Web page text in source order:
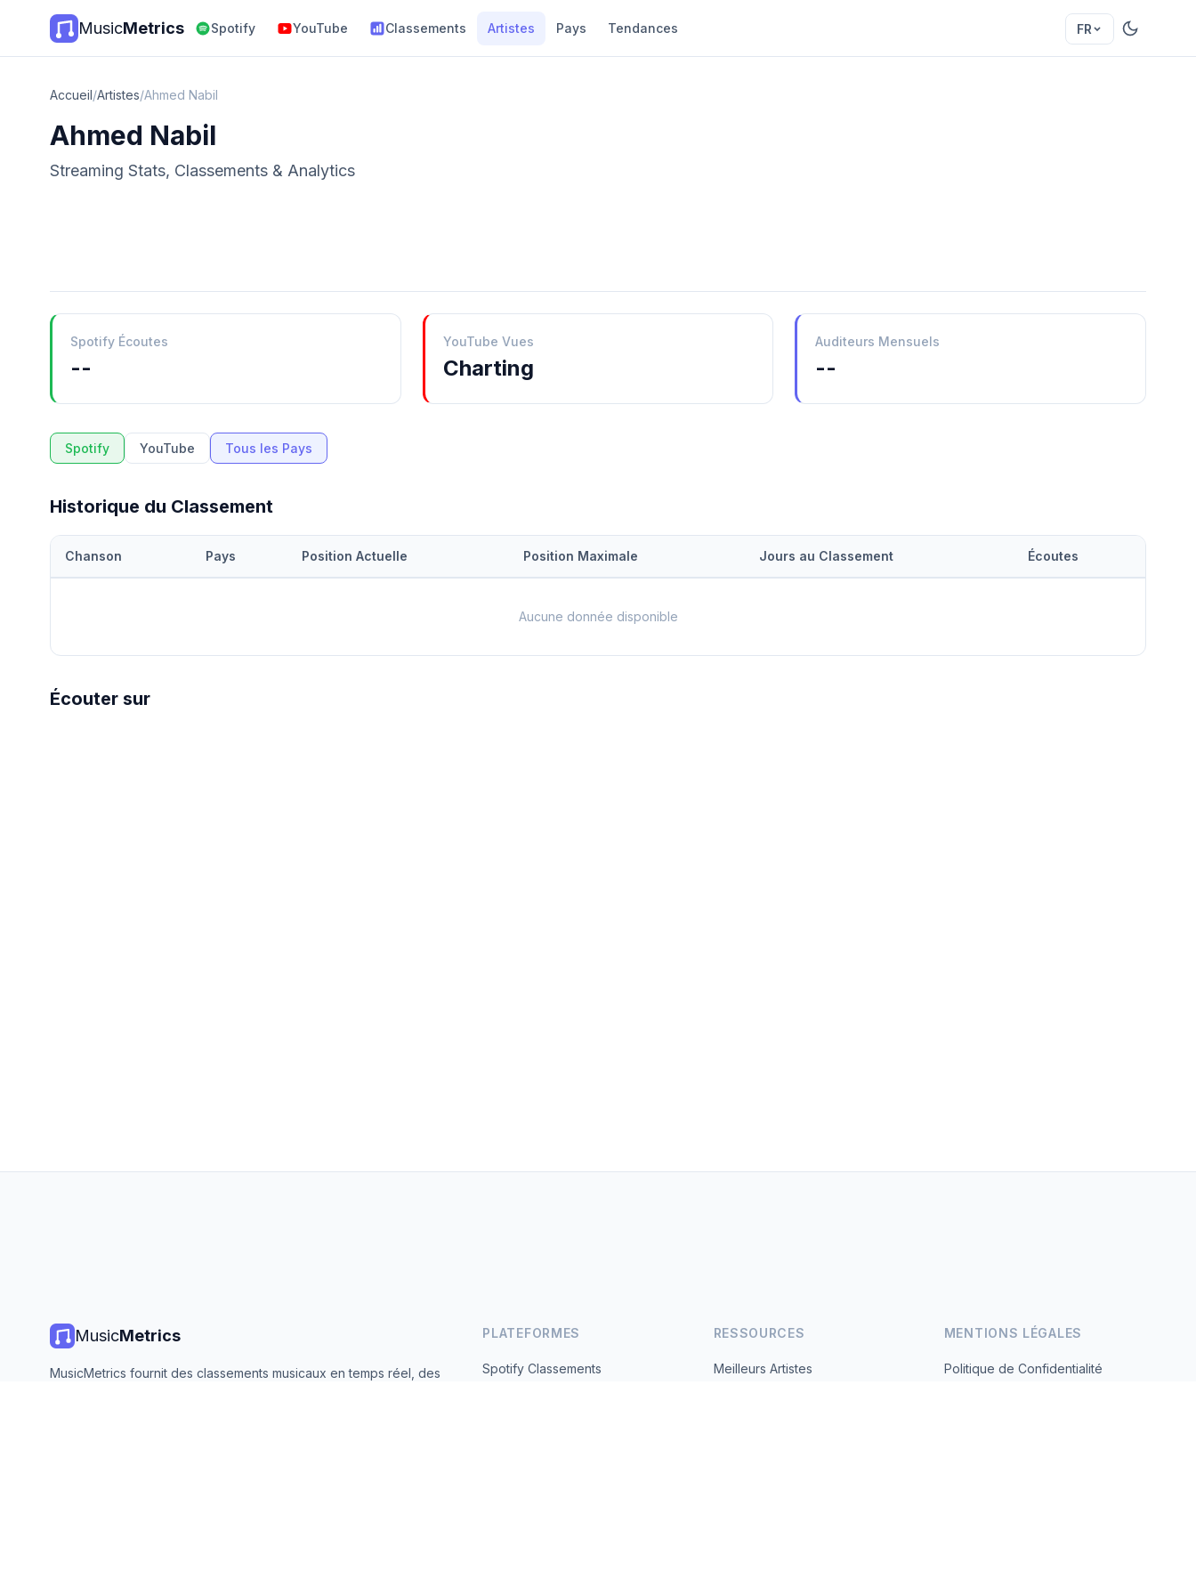
MusicMetrics Spotify YouTube Classements Artistes Pays Tendances FR
Accueil/Artistes/Ahmed Nabil
Ahmed Nabil
Streaming Stats, Classements & Analytics
Spotify Écoutes
--
YouTube Vues
Charting
Auditeurs Mensuels
--
Spotify YouTube Tous les Pays
Historique du Classement
Chanson Pays Position Actuelle Position Maximale Jours au Classement Écoutes
Aucune donnée disponible
Écouter sur
MusicMetrics
MusicMetrics fournit des classements musicaux en temps réel, des
PLATEFORMES
Spotify Classements
RESSOURCES
Meilleurs Artistes
MENTIONS LÉGALES
Politique de Confidentialité